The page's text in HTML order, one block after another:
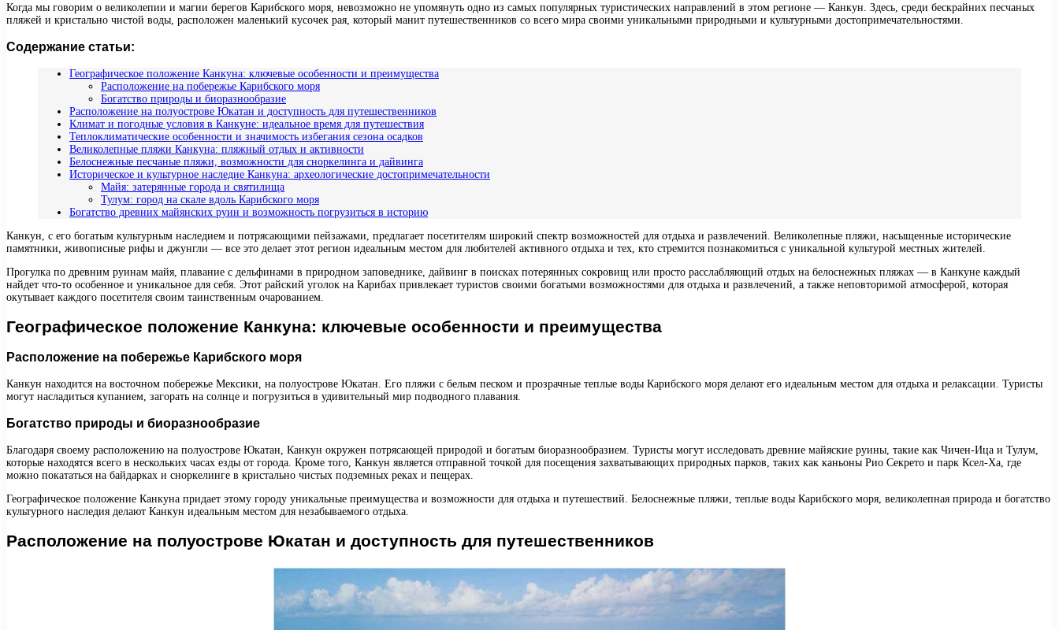
Когда мы говорим о великолепии и магии берегов Карибского моря, невозможно не упомянуть одно из самых популярных туристических направлений в этом регионе — Канкун. Здесь, среди бескрайних песчаных
пляжей и кристально чистой воды, расположен маленький кусочек рая, который манит путешественников со всего мира своими уникальными природными и культурными достопримечательностями.
Содержание статьи:
Географическое положение Канкуна: ключевые особенности и преимущества
Расположение на побережье Карибского моря
Богатство природы и биоразнообразие
Расположение на полуострове Юкатан и доступность для путешественников
Климат и погодные условия в Канкуне: идеальное время для путешествия
Теплоклиматические особенности и значимость избегания сезона осадков
Великолепные пляжи Канкуна: пляжный отдых и активности
Белоснежные песчаные пляжи, возможности для сноркелинга и дайвинга
Историческое и культурное наследие Канкуна: археологические достопримечательности
Майя: затерянные города и святилища
Тулум: город на скале вдоль Карибского моря
Богатство древних майянских руин и возможность погрузиться в историю
Канкун, с его богатым культурным наследием и потрясающими пейзажами, предлагает посетителям широкий спектр возможностей для отдыха и развлечений. Великолепные пляжи, насыщенные исторические
памятники, живописные рифы и джунгли — все это делает этот регион идеальным местом для любителей активного отдыха и тех, кто стремится познакомиться с уникальной культурой местных жителей.
Прогулка по древним руинам майя, плавание с дельфинами в природном заповеднике, дайвинг в поисках потерянных сокровищ или просто расслабляющий отдых на белоснежных пляжах — в Канкуне каждый
найдет что-то особенное и уникальное для себя. Этот райский уголок на Карибах привлекает туристов своими богатыми возможностями для отдыха и развлечений, а также неповторимой атмосферой, которая
окутывает каждого посетителя своим таинственным очарованием.
Географическое положение Канкуна: ключевые особенности и преимущества
Расположение на побережье Карибского моря
Канкун находится на восточном побережье Мексики, на полуострове Юкатан. Его пляжи с белым песком и прозрачные теплые воды Карибского моря делают его идеальным местом для отдыха и релаксации. Туристы
могут насладиться купанием, загорать на солнце и погрузиться в удивительный мир подводного плавания.
Богатство природы и биоразнообразие
Благодаря своему расположению на полуострове Юкатан, Канкун окружен потрясающей природой и богатым биоразнообразием. Туристы могут исследовать древние майяские руины, такие как Чичен-Ица и Тулум,
которые находятся всего в нескольких часах езды от города. Кроме того, Канкун является отправной точкой для посещения захватывающих природных парков, таких как каньоны Рио Секрето и парк Ксел-Ха, где
можно покататься на байдарках и сноркелинге в кристально чистых подземных реках и пещерах.
Географическое положение Канкуна придает этому городу уникальные преимущества и возможности для отдыха и путешествий. Белоснежные пляжи, теплые воды Карибского моря, великолепная природа и богатство
культурного наследия делают Канкун идеальным местом для незабываемого отдыха.
Расположение на полуострове Юкатан и доступность для путешественников